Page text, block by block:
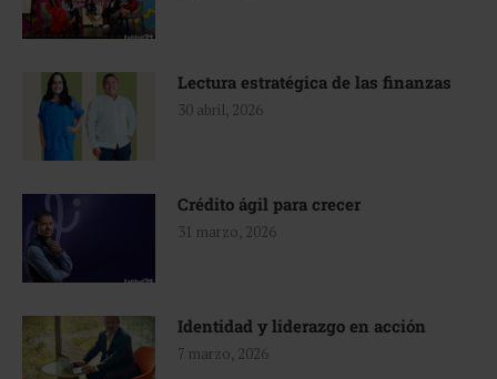
Lectura estratégica de las finanzas
30 abril, 2026
Crédito ágil para crecer
31 marzo, 2026
Identidad y liderazgo en acción
7 marzo, 2026